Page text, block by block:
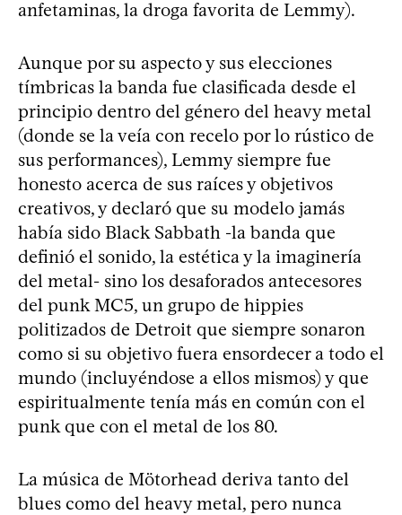
anfetaminas, la droga favorita de Lemmy).
Aunque por su aspecto y sus elecciones
tímbricas la banda fue clasificada desde el
principio dentro del género del heavy metal
(donde se la veía con recelo por lo rústico de
sus performances), Lemmy siempre fue
honesto acerca de sus raíces y objetivos
creativos, y declaró que su modelo jamás
había sido Black Sabbath -la banda que
definió el sonido, la estética y la imaginería
del metal- sino los desaforados antecesores
del punk MC5, un grupo de hippies
politizados de Detroit que siempre sonaron
como si su objetivo fuera ensordecer a todo el
mundo (incluyéndose a ellos mismos) y que
espiritualmente tenía más en común con el
punk que con el metal de los 80.
La música de Mötorhead deriva tanto del
blues como del heavy metal, pero nunca